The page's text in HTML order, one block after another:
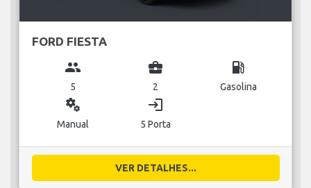
FORD FIESTA
group
5
business_center
2
local_gas_station
Gasolina
miscellaneous_services
Manual
login
5 Porta
VER DETALHES...